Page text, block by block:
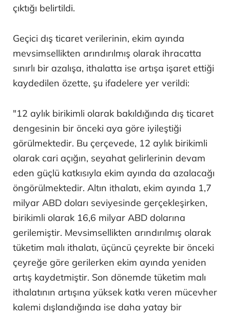
çıktığı belirtildi.
Geçici dış ticaret verilerinin, ekim ayında
mevsimsellikten arındırılmış olarak ihracatta
sınırlı bir azalışa, ithalatta ise artışa işaret ettiği
kaydedilen özette, şu ifadelere yer verildi:
"12 aylık birikimli olarak bakıldığında dış ticaret
dengesinin bir önceki aya göre iyileştiği
görülmektedir. Bu çerçevede, 12 aylık birikimli
olarak cari açığın, seyahat gelirlerinin devam
eden güçlü katkısıyla ekim ayında da azalacağı
öngörülmektedir. Altın ithalatı, ekim ayında 1,7
milyar ABD doları seviyesinde gerçekleşirken,
birikimli olarak 16,6 milyar ABD dolarına
gerilemiştir. Mevsimsellikten arındırılmış olarak
tüketim malı ithalatı, üçüncü çeyrekte bir önceki
çeyreğe göre gerilerken ekim ayında yeniden
artış kaydetmiştir. Son dönemde tüketim malı
ithalatının artışına yüksek katkı veren mücevher
kalemi dışlandığında ise daha yatay bir